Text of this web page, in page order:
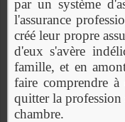
par un système
l'assurance
créé leur propre
d'eux s'avère
famille, et en
faire comprendre
quitter la
chambre.